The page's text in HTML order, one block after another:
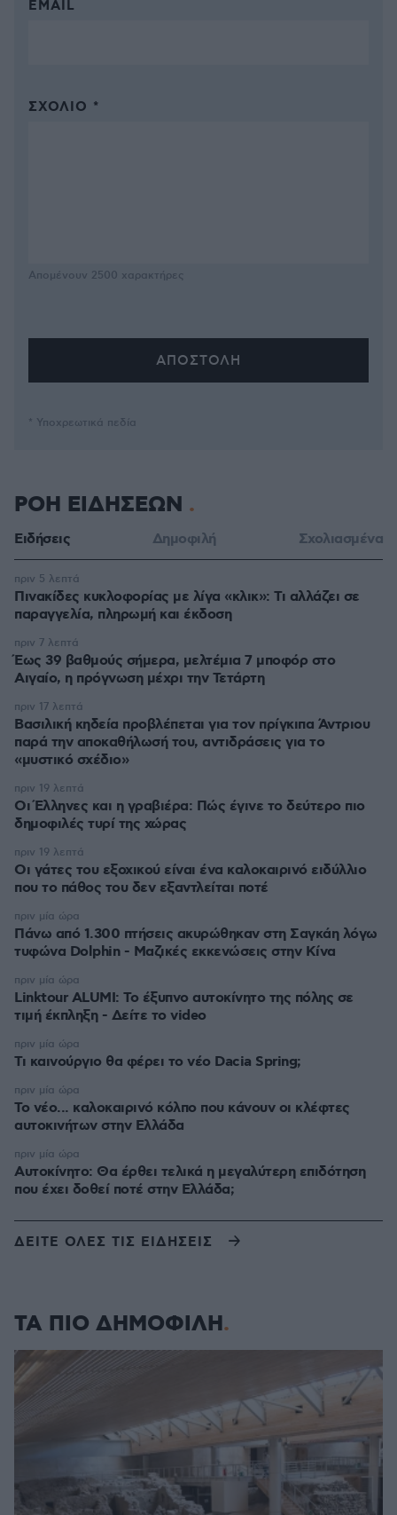
EMAIL
ΣΧΌΛΙΟ *
Απομένουν 2500 χαρακτήρες
* Υποχρεωτικά πεδία
ΡΟΗ ΕΙΔΗΣΕΩΝ
Ειδήσεις Δημοφιλή Σχολιασμένα
Πινακίδες κυκλοφορίας με λίγα «κλικ»: Τι αλλάζει σε
παραγγελία, πληρωμή και έκδοση
πριν 5 λεπτά
Έως 39 βαθμούς σήμερα, μελτέμια 7 μποφόρ στο
Αιγαίο, η πρόγνωση μέχρι την Τετάρτη
πριν 7 λεπτά
Βασιλική κηδεία προβλέπεται για τον πρίγκιπα Άντριου
παρά την αποκαθήλωσή του, αντιδράσεις για το
«μυστικό σχέδιο»
πριν 17 λεπτά
Οι Έλληνες και η γραβιέρα: Πώς έγινε το δεύτερο πιο
δημοφιλές τυρί της χώρας
πριν 19 λεπτά
Οι γάτες του εξοχικού είναι ένα καλοκαιρινό ειδύλλιο
που το πάθος του δεν εξαντλείται ποτέ
πριν 19 λεπτά
Πάνω από 1.300 πτήσεις ακυρώθηκαν στη Σαγκάη λόγω
τυφώνα Dolphin - Μαζικές εκκενώσεις στην Κίνα
πριν μία ώρα
Linktour ALUMI: Το έξυπνο αυτοκίνητο της πόλης σε
τιμή έκπληξη - Δείτε το video
πριν μία ώρα
Τι καινούργιο θα φέρει το νέο Dacia Spring;
πριν μία ώρα
Το νέο... καλοκαιρινό κόλπο που κάνουν οι κλέφτες
αυτοκινήτων στην Ελλάδα
πριν μία ώρα
Αυτοκίνητο: Θα έρθει τελικά η μεγαλύτερη επιδότηση
που έχει δοθεί ποτέ στην Ελλάδα;
πριν μία ώρα
ΔΕΙΤΕ ΟΛΕΣ ΤΙΣ ΕΙΔΗΣΕΙΣ
ΤΑ ΠΙΟ ΔΗΜΟΦΙΛΗ